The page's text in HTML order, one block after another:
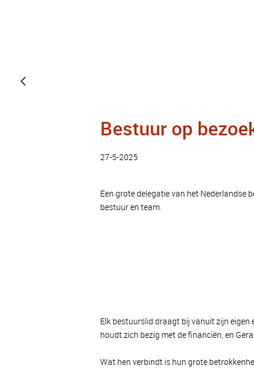
Bestuur op
27-5-2025
Een grote delegatie van het Nederlandse
bestuur en team.
Elk bestuurslid draagt bij vanuit zijn
houdt zich bezig met de financiën, en
Wat hen verbindt is hun grote